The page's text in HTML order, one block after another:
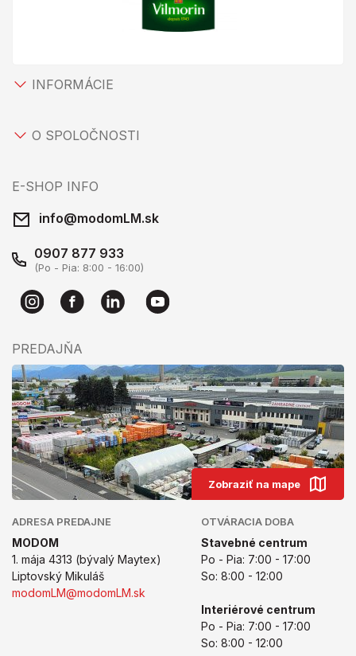
INFORMÁCIE
O SPOLOČNOSTI
E-SHOP INFO
info@modomLM.sk
0907 877 933
(Po - Pia: 8:00 - 16:00)
PREDAJŇA
Zobraziť na mape
ADRESA PREDAJNE
MODOM
1. mája 4313 (bývalý Maytex)
Liptovský Mikuláš
modomLM@modomLM.sk
OTVÁRACIA DOBA
Stavebné centrum
Po - Pia: 7:00 - 17:00
So: 8:00 - 12:00
Interiérové centrum
Po - Pia: 7:00 - 17:00
So: 8:00 - 12:00